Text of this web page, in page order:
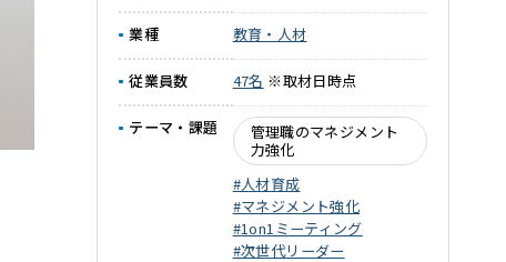
業種 教育・人材
従業員数 47名 ※取材日時点
テーマ・課題
管理職のマネジメント
力強化
人材育成
マネジメント強化
1on1ミーティング
次世代リーダー